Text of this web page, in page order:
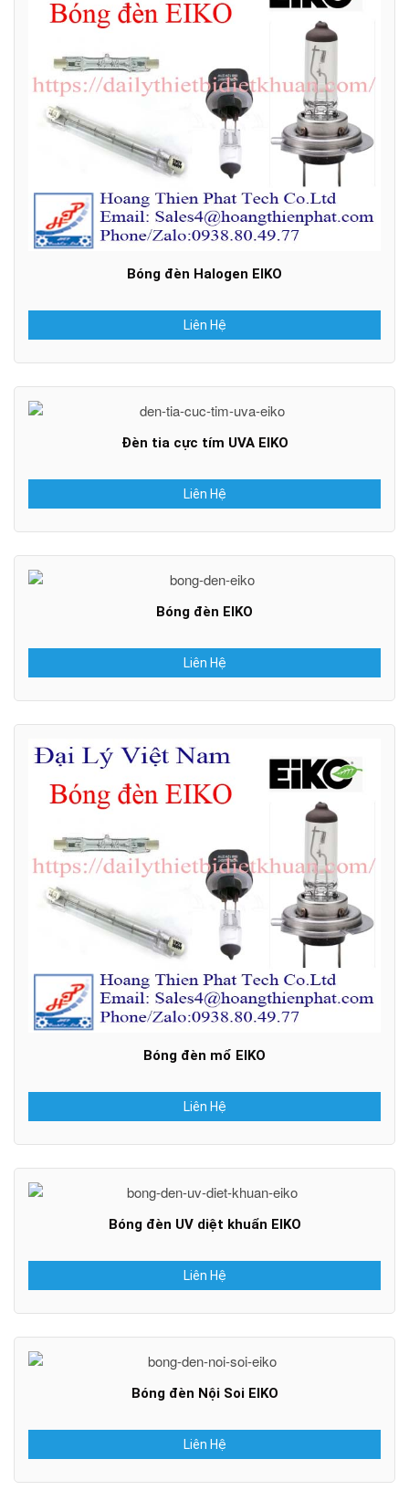
Bóng đèn Halogen EIKO
Liên Hệ
Đèn tia cực tím UVA EIKO
Liên Hệ
Bóng đèn EIKO
Liên Hệ
Bóng đèn mổ EIKO
Liên Hệ
Bóng đèn UV diệt khuẩn EIKO
Liên Hệ
Bóng đèn Nội Soi EIKO
Liên Hệ